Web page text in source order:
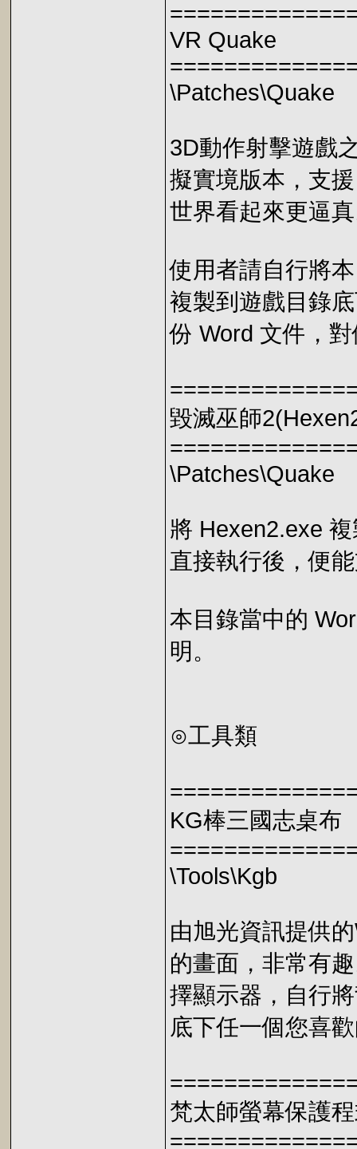
VR Quake
\Patches\Quake
3D動作射擊遊戲
擬實境版本，支
世界看起來更逼
使用者請自行將
複製到遊戲目錄
份 Word 文件，
毀滅巫師
\Patches\Quake
將 Hexen2.exe
直接執行後，便
本目錄當中的
明。
⊙工具類
KG棒三國志桌布
\Tools\Kgb
由旭光資訊提供
的畫面，非常有
擇顯示器，自行
底下任一個您喜
梵太師螢幕保護